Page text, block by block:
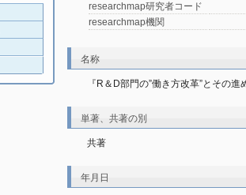
researchmap研究者コード
researchmap機関
名称
『R＆D部門の”働き方改革”とその進
単著、共著の別
共著
年月日